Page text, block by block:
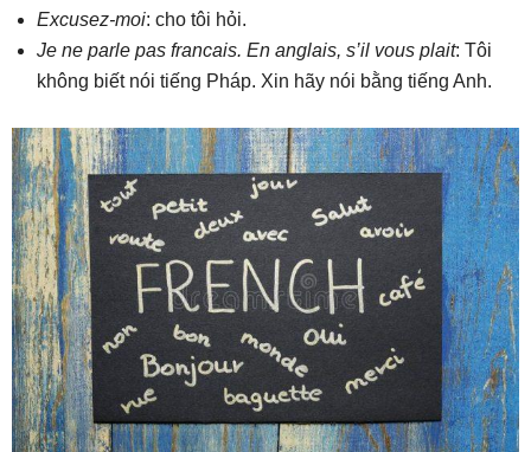
Excusez-moi: cho tôi hỏi.
Je ne parle pas francais. En anglais, s’il vous plait: Tôi
không biết nói tiếng Pháp. Xin hãy nói bằng tiếng Anh.